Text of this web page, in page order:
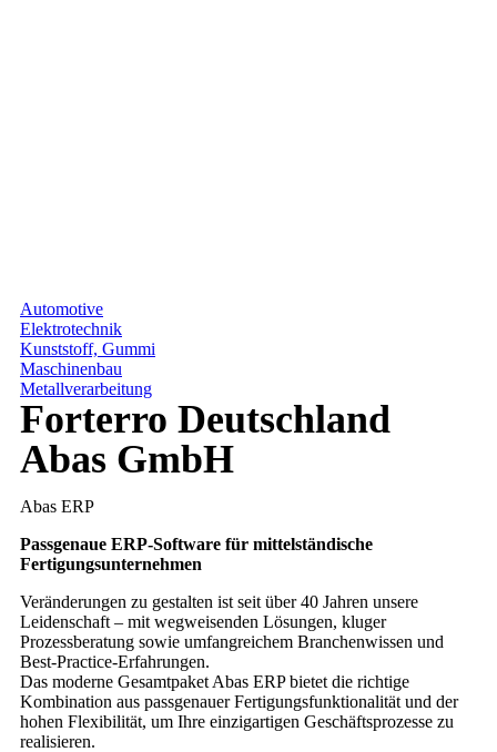
Automotive
Elektrotechnik
Kunststoff, Gummi
Maschinenbau
Metallverarbeitung
Forterro Deutschland
Abas GmbH
Abas ERP
Passgenaue ERP-Software für mittelständische
Fertigungsunternehmen
Veränderungen zu gestalten ist seit über 40 Jahren unsere
Leidenschaft – mit wegweisenden Lösungen, kluger
Prozessberatung sowie umfangreichem Branchenwissen und
Best-Practice-Erfahrungen.
Das moderne Gesamtpaket Abas ERP bietet die richtige
Kombination aus passgenauer Fertigungsfunktionalität und der
hohen Flexibilität, um Ihre einzigartigen Geschäftsprozesse zu
realisieren.